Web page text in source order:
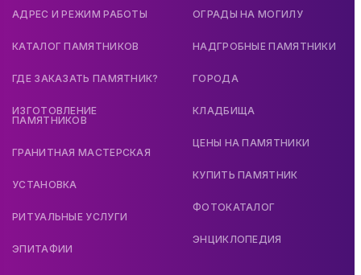
АДРЕС И РЕЖИМ РАБОТЫ
КАТАЛОГ ПАМЯТНИКОВ
ГДЕ ЗАКАЗАТЬ ПАМЯТНИК?
ИЗГОТОВЛЕНИЕ
ПАМЯТНИКОВ
ГРАНИТНАЯ МАСТЕРСКАЯ
УСТАНОВКА
РИТУАЛЬНЫЕ УСЛУГИ
ЭПИТАФИИ
ОГРАДЫ НА МОГИЛУ
НАДГРОБНЫЕ ПАМЯТНИКИ
ГОРОДА
КЛАДБИЩА
ЦЕНЫ НА ПАМЯТНИКИ
КУПИТЬ ПАМЯТНИК
ФОТОКАТАЛОГ
ЭНЦИКЛОПЕДИЯ